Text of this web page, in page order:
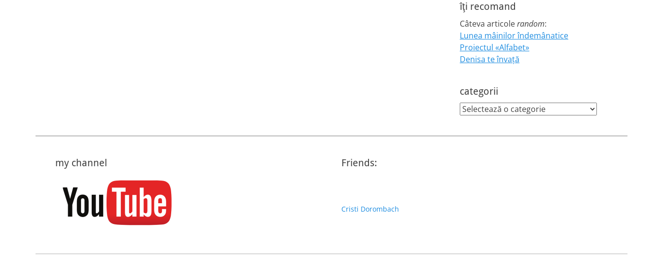
îţi recomand
Câteva articolerandom:
Lunea mâinilor îndemânatice
Proiectul «Alfabet»
Denisa te învaţă
categorii
categorii
my channel Friends:
Cristi Dorombach